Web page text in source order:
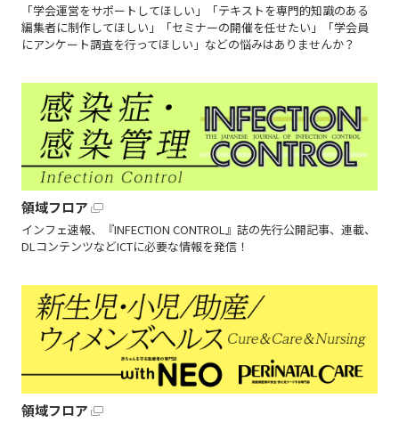
「学会運営をサポートしてほしい」「テキストを専門的知識のある
編集者に制作してほしい」「セミナーの開催を任せたい」「学会員
にアンケート調査を行ってほしい」などの悩みはありませんか？
領域フロア
インフェ速報、『INFECTION CONTROL』誌の先行公開記事、連載、
DLコンテンツなどICTに必要な情報を発信！
領域フロア